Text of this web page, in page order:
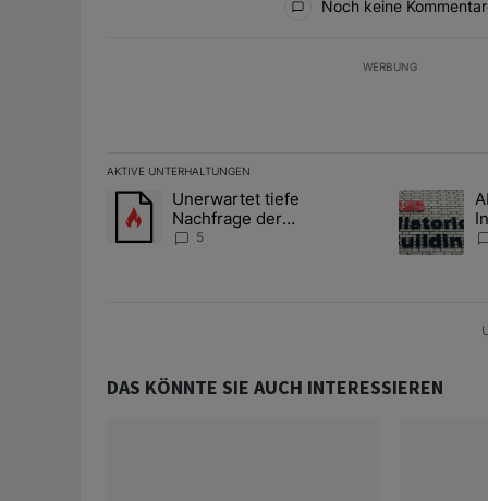
Noch keine
WERBUNG
AKTIVE UNTERHALTUNGEN
Das Folgende ist eine Liste der am meisten
Ein Trendartikel mit dem Titel "Unerwartet tiefe
Unerwartet tiefe
Nachfrage der
Zentralbanken könnte
5
Ein
DAS KÖNNTE SIE AUCH INTERESSIEREN